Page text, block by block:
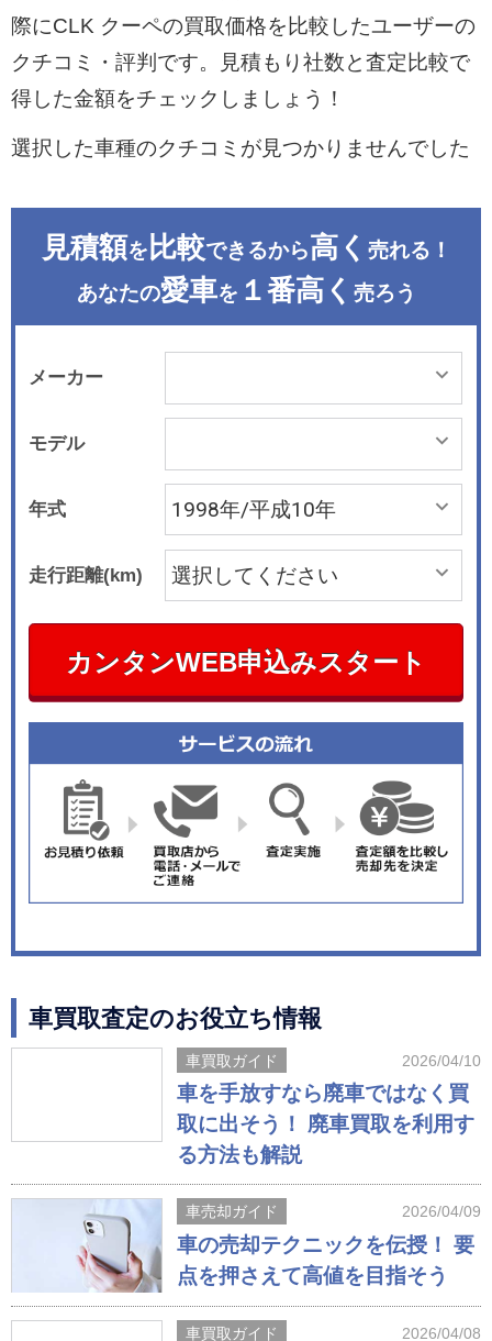
際にCLK クーペの買取価格を比較したユーザーの
クチコミ・評判です。見積もり社数と査定比較で
得した金額をチェックしましょう！
選択した車種のクチコミが見つかりませんでした
見積額を 比較できるから高く 売れる！
あなたの愛車を １番高く 売ろう
メーカー
モデル
年式
走行距離(km)
カンタンWEB申込みスタート
車買取査定のお役立ち情報
車買取ガイド 2026/04/10
車を手放すなら廃車ではなく買
取に出そう！ 廃車買取を利用す
る方法も解説
車売却ガイド 2026/04/09
車の売却テクニックを伝授！ 要
点を押さえて高値を目指そう
車買取ガイド 2026/04/08